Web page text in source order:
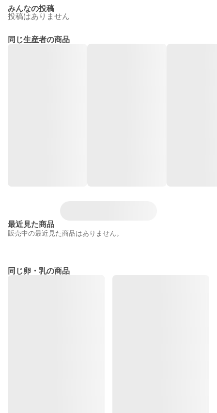
みんなの投稿
投稿はありません
同じ生産者の商品
最近見た商品
販売中の最近見た商品はありません。
同じ卵・乳の商品